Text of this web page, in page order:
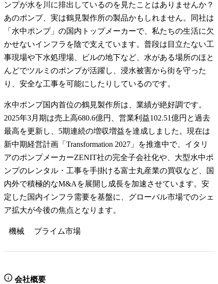
ンプが水を川に排出しているのを見たことはありませんか？
あのポンプ、実は鶴見製作所の製品かもしれません。同社は
「水中ポンプ」の国内トップメーカーで、私たちの生活に欠
かせないインフラを陰で支えています。普段は目立たない工
事現場や下水処理場、ビルの地下など、水がある場所のほと
んどでツルミのポンプが活躍し、浸水被害から街を守った
り、安全な工事を可能にしたりしているのです。
水中ポンプ国内首位の鶴見製作所は、業績が絶好調です。
2025年3月期は売上高680.6億円、営業利益102.51億円と過去
最高を更新し、5期連続の増収増益を達成しました。現在は
新中期経営計画「Transformation 2027」を推進中で、イタリ
アのポンプメーカーZENIT社の完全子会社化や、大型水中ポ
ンプのレンタル・工事を手掛ける富士丸産業の買収など、国
内外で積極的なM&Aを展開し成長を加速させています。安
定した国内インフラ需要を基盤に、グローバル市場でのシェ
ア拡大が今後の焦点となります。
機械 プライム市場
会社概要